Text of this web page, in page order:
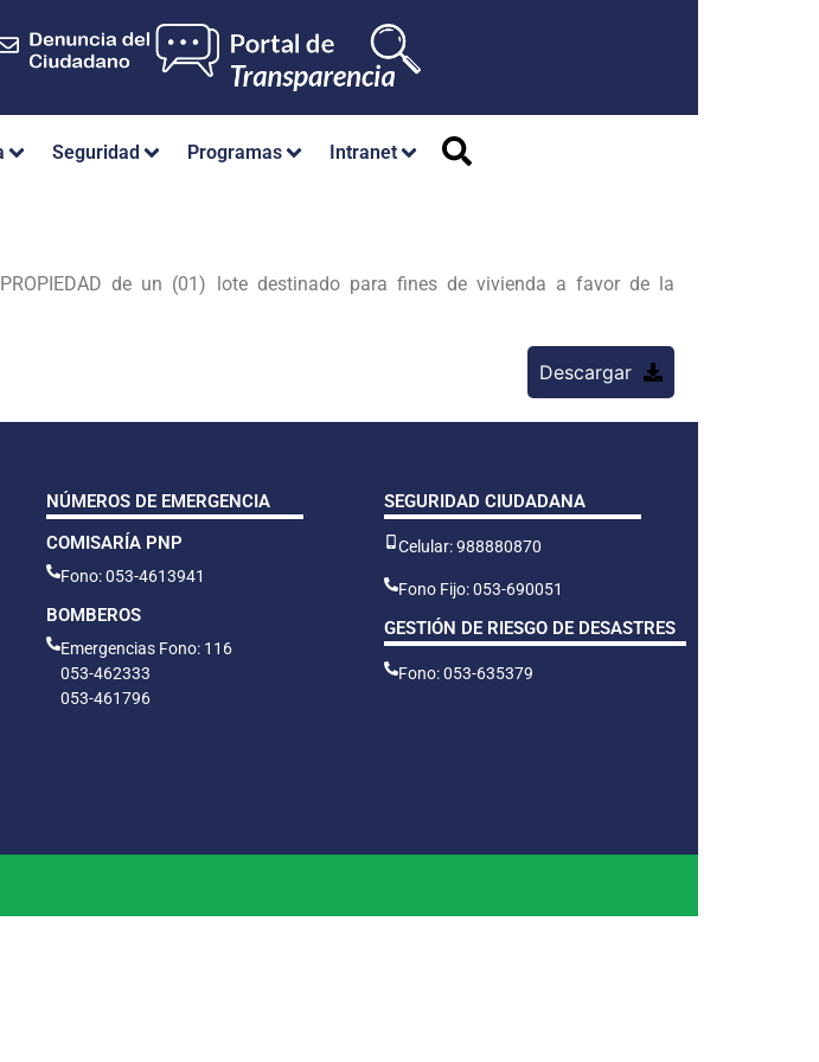
Seguridad Programas Intranet
de un (01) lote destinado para fines de vivienda a favor de la
Descargar
NÚMEROS DE EMERGENCIA
COMISARÍA PNP
Fono: 053-4613941
BOMBEROS
Emergencias Fono: 116
053-462333
053-461796
SEGURIDAD CIUDADANA
Celular: 988880870
Fono Fijo: 053-690051
GESTIÓN DE RIESGO DE DESASTRES
Fono: 053-635379